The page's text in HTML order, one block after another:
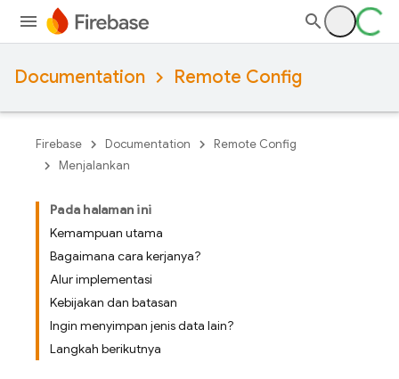
Documentation Remote Config
Firebase Documentation
Remote Config
Menjalankan
Pada halaman ini
Kemampuan utama
Bagaimana cara kerjanya?
Alur implementasi
Kebijakan dan batasan
Ingin menyimpan jenis data lain?
Langkah berikutnya